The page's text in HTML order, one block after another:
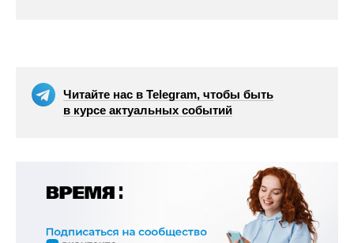
Читайте нас в Telegram, чтобы быть
в курсе актуальных событий